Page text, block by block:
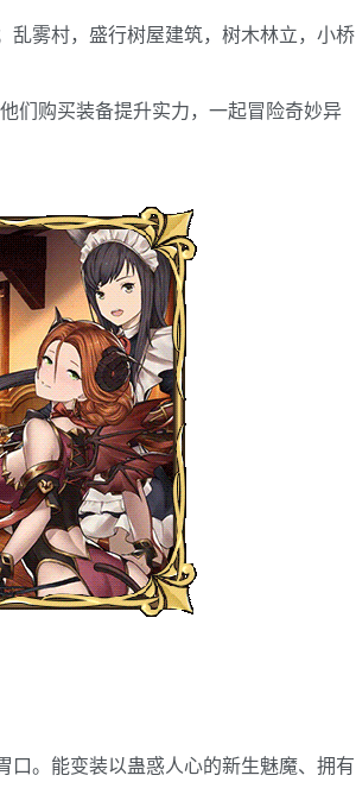
乱雾村，盛行树屋建筑，树木林立，小桥
们购买装备提升实力，一起冒险奇妙异
。能变装以蛊惑人心的新生魅魔、拥有